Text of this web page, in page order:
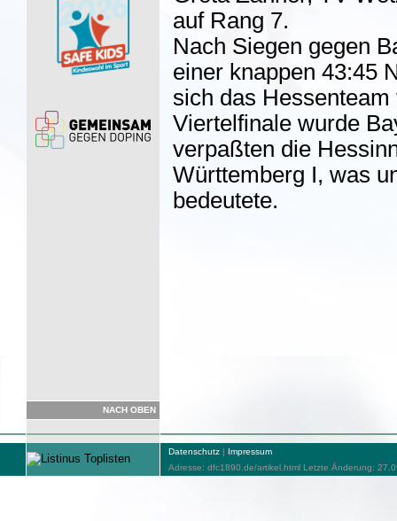
auf Rang 7.
Nach Siegen gegen
einer knappen 43:45
sich das
Viertelfinale wurde
verpaßten die
Württemberg I, was
bedeutete.
NACH OBEN
Datenschutz | Impressum
Adresse: dfc1890.de/artikel.html Letzte Änderung: